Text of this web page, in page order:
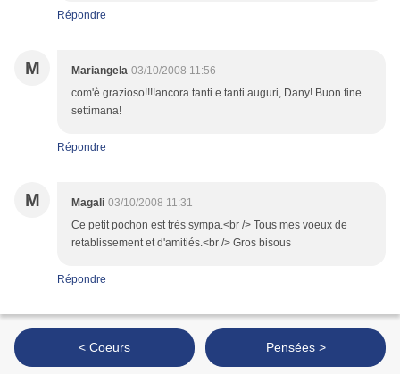
Répondre
M Mariangela 03/10/2008 11:56
com'è grazioso!!!!ancora tanti e tanti auguri, Dany! Buon fine
settimana!
Répondre
M Magali 03/10/2008 11:31
Ce petit pochon est très sympa.<br /> Tous mes voeux de
retablissement et d'amitiés.<br /> Gros bisous
Répondre
< Coeurs Pensées >